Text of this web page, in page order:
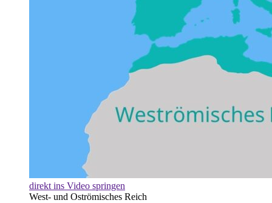
direkt ins Video springen
West- und Oströmisches Reich